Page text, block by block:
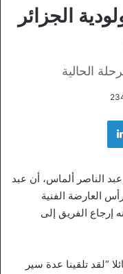
الجزائر
الحالية
لينكدإن
الناصر ألماس، أن عبد
العارضة الفنية
إرجاع الفريق إلى
“لقد تلقينا عدة سير